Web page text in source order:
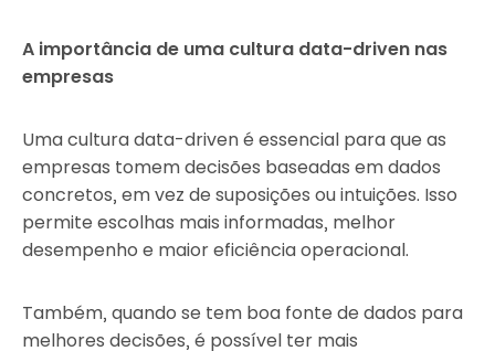
A importância de uma cultura data-driven nas
empresas
Uma cultura data-driven é essencial para que as
empresas tomem decisões baseadas em dados
concretos, em vez de suposições ou intuições. Isso
permite escolhas mais informadas, melhor
desempenho e maior eficiência operacional.
Também, quando se tem boa fonte de dados para
melhores decisões, é possível ter mais